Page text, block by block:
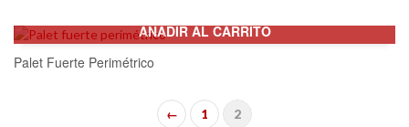
AÑADIR AL CARRITO
Palet Fuerte Perimétrico
← 1 2